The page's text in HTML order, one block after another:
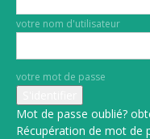
votre nom d'utilisateur
votre mot de passe
Mot de passe oublié?
Récupération de mot de